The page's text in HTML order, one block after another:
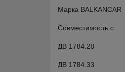
Марка BALKANCAR
Совместимость с
ДВ 1784.28
ДВ 1784.33